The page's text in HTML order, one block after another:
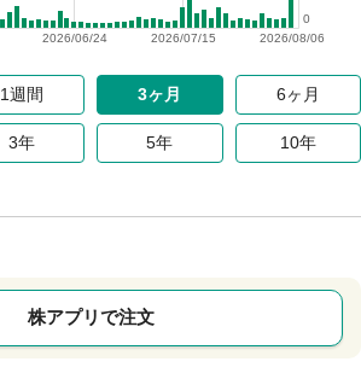
2026/08/06
2026/07/15
2026/06/24
0
1週間 3ヶ月 6ヶ月
3年 5年 10年
株アプリで注文